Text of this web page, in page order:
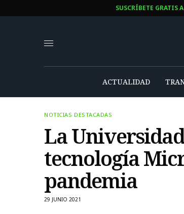
SUSCRÍBETE GRATIS
ACTUALIDAD
NOTICIAS DESTACADAS
La
tecnología
pandemia
29 JUNIO 2021